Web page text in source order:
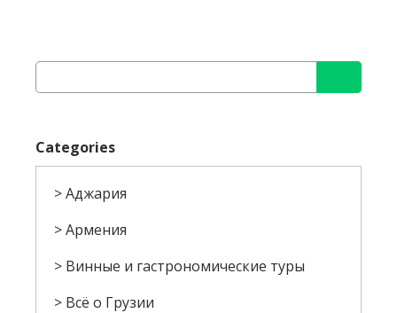
for:
Categories
Аджария
Армения
Винные и гастрономические туры
Всё о Грузии